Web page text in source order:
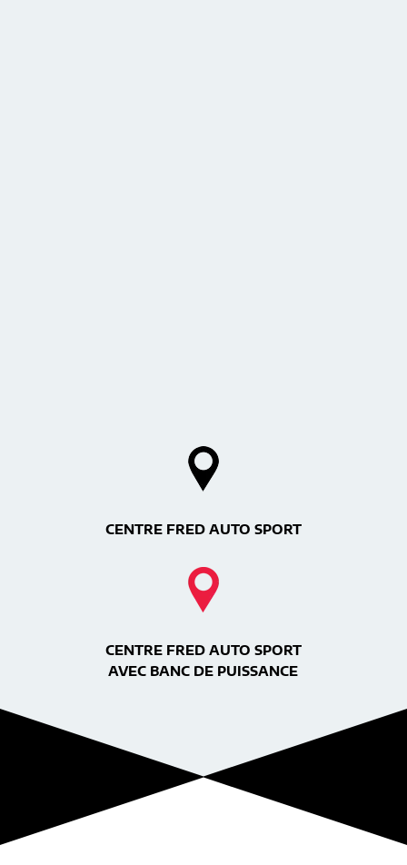
CENTRE FRED AUTO SPORT
CENTRE FRED AUTO SPORT
AVEC BANC DE PUISSANCE